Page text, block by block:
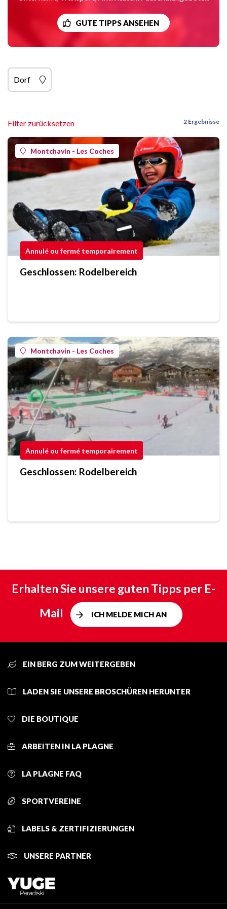
GUTE TIPPS ANSEHEN
Dorf
Filter zurücksetzen 2 Ergebnisse
Montchavin - Les Coches
Annulé ou fermé temporairement
Geschlossen: Rodelbereich
Montchavin - Les Coches
Annulé ou fermé temporairement
Geschlossen: Rodelbereich
Erhalten Sie unsere guten Tipps per E-
Mail
ICH MELDE MICH AN
EIN BERG ZUM WEITERGEBEN
LADEN SIE UNSERE BROSCHÜREN HERUNTER
DIE BOUTIQUE
ARBEITEN IN LA PLAGNE
LA PLAGNE FAQ
SPORTVEREINE
LABELS & ZERTIFIZIERUNGEN
UNSERE PARTNER